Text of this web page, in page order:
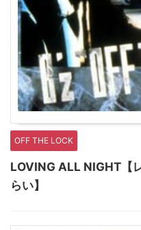
OFF THE LOCK
LOVING ALL NIGHT【
らい】